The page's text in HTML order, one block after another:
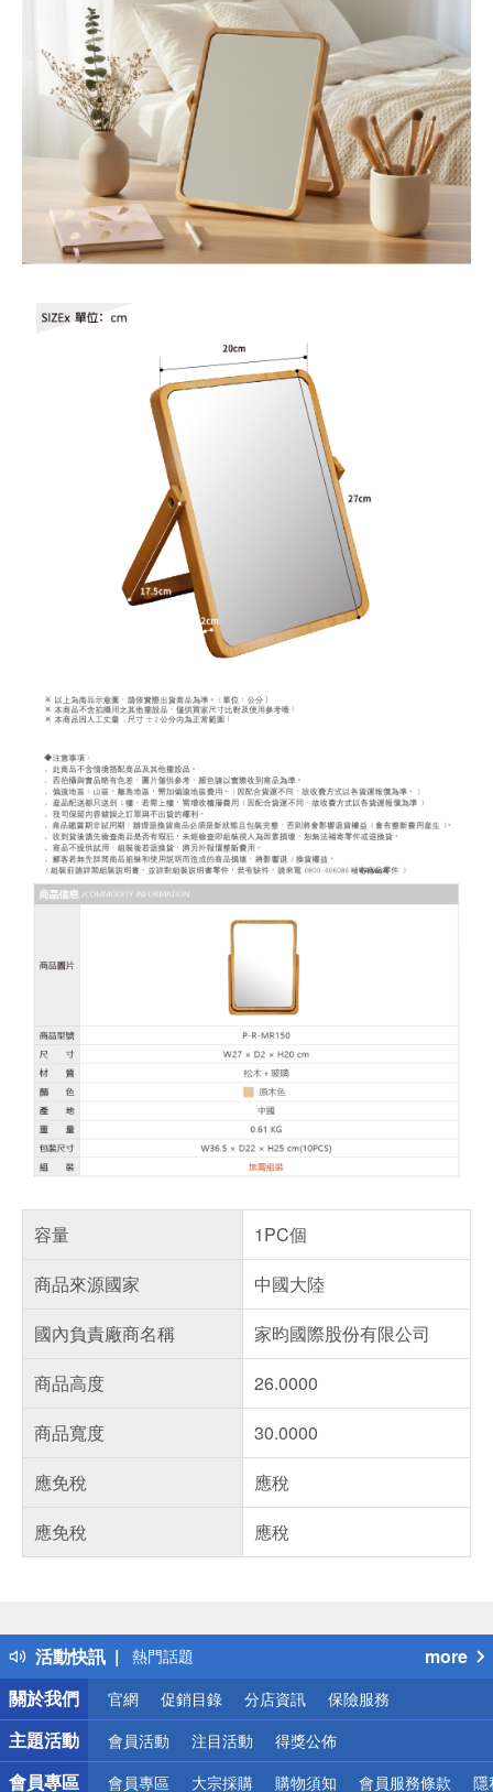
容量
1PC個
商品來源國家
中國大陸
國內負責廠商名稱
家昀國際股份有限公司
商品高度
26.0000
商品寬度
30.0000
應免稅
應稅
應免稅
應稅
活動快訊
得獎公告
熱門話題
銀行優惠
偏遠地區配送
詐騙網頁！請小心！
more
關於我們
官網 促銷目錄 分店資訊 保險服務
主題活動 會員活動 注目活動 得獎公佈
會員專區 會員專區 大宗採購 購物須知 會員服務條款 隱